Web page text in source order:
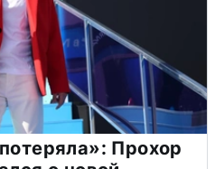
Прохор